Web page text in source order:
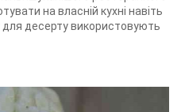
на власній кухні навіть
для десерту використовують